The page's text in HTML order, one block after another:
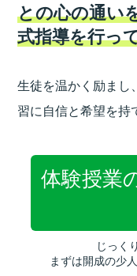
との心の通い
式指導を行っ
生徒を温かく励まし
習に自信と希望を持
体験授業
じっく
まずは開成の少